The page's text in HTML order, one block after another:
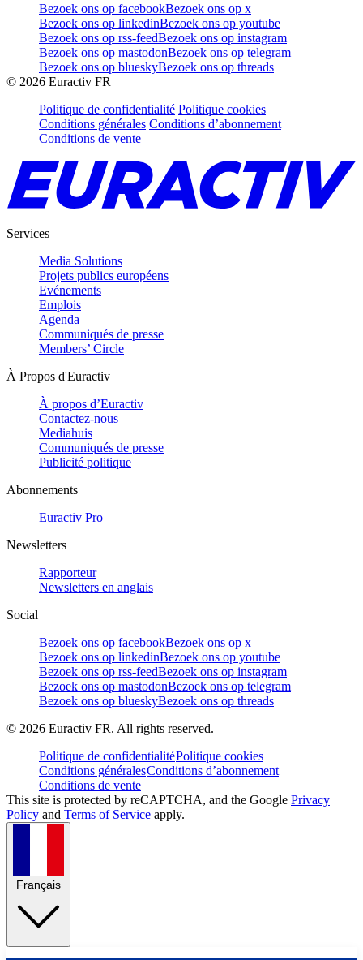
Bezoek ons op facebookBezoek ons op x
Bezoek ons op linkedinBezoek ons op youtube
Bezoek ons op rss-feedBezoek ons op instagram
Bezoek ons op mastodonBezoek ons op telegram
Bezoek ons op blueskyBezoek ons op threads
© 2026 Euractiv FR
Politique de confidentialité Politique cookies
Conditions générales Conditions d’abonnement
Conditions de vente
Services
Media Solutions
Projets publics européens
Evénements
Emplois
Agenda
Communiqués de presse
Members’ Circle
À Propos d'Euractiv
À propos d’Euractiv
Contactez-nous
Mediahuis
Communiqués de presse
Publicité politique
Abonnements
Euractiv Pro
Newsletters
Rapporteur
Newsletters en anglais
Social
Bezoek ons op facebookBezoek ons op x
Bezoek ons op linkedinBezoek ons op youtube
Bezoek ons op rss-feedBezoek ons op instagram
Bezoek ons op mastodonBezoek ons op telegram
Bezoek ons op blueskyBezoek ons op threads
© 2026 Euractiv FR. All rights reserved.
Politique de confidentialitéPolitique cookies
Conditions généralesConditions d’abonnement
Conditions de vente
This site is protected by reCAPTCHA, and the Google Privacy
Policy and Terms of Service apply.
Français